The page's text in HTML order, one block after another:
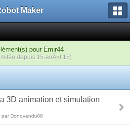
Maker
pour Emir44
depuis 15-aoÃ»t 15)
3D animation et simulation
par Donovandu88